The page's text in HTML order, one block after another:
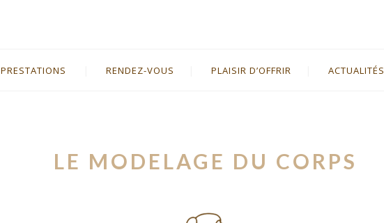
PRESTATIONS RENDEZ-VOUS PLAISIR D’OFFRIR ACTUALITÉS
LE MODELAGE DU CORPS